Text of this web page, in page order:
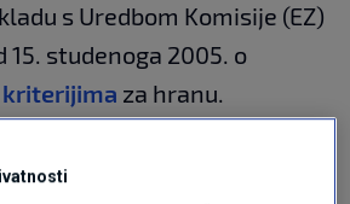
s Uredbom Komisije (EZ)
15. studenoga 2005. o
za hranu.
Paška sirana ( Zadarska 5,